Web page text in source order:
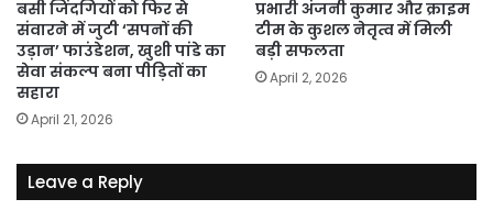
बसी जिंदगियों को फिर से
संवारने में जुटी ‘सपनों की
उड़ान’ फाउंडेशन, खुशी पांडे का
सेवा संकल्प बना पीड़ितों का
सहारा
April 21, 2026
प्रभारी अंजनी कुमार और क्राइम
टीम के कुशल नेतृत्व में मिली
बड़ी सफलता
April 2, 2026
Leave a Reply